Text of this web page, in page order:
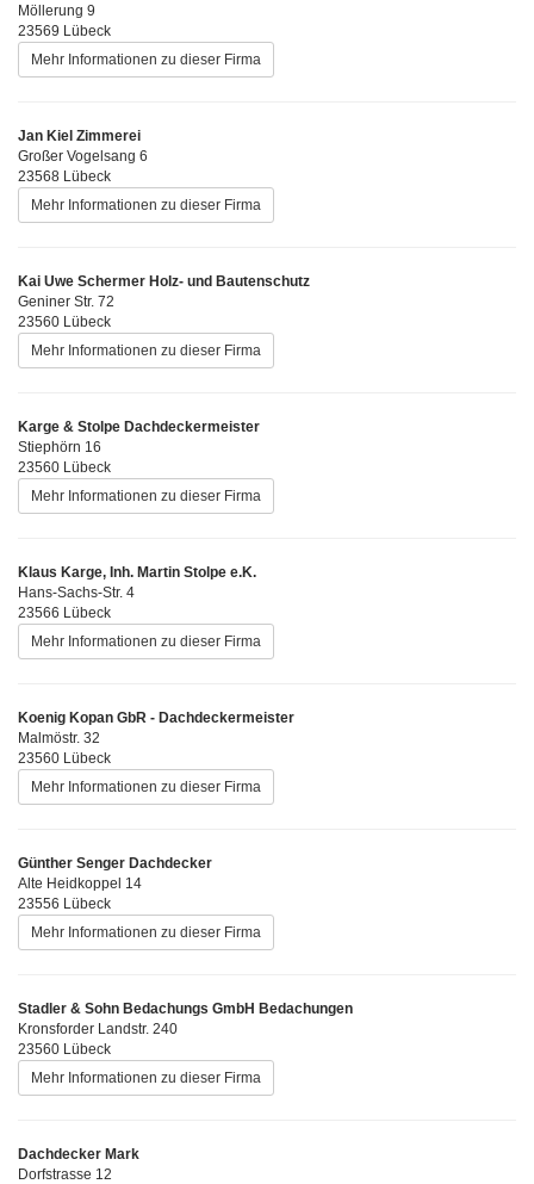
Möllerung 9
23569 Lübeck
Mehr Informationen zu dieser Firma
Jan Kiel Zimmerei
Großer Vogelsang 6
23568 Lübeck
Mehr Informationen zu dieser Firma
Kai Uwe Schermer Holz- und Bautenschutz
Geniner Str. 72
23560 Lübeck
Mehr Informationen zu dieser Firma
Karge & Stolpe Dachdeckermeister
Stiephörn 16
23560 Lübeck
Mehr Informationen zu dieser Firma
Klaus Karge, Inh. Martin Stolpe e.K.
Hans-Sachs-Str. 4
23566 Lübeck
Mehr Informationen zu dieser Firma
Koenig Kopan GbR - Dachdeckermeister
Malmöstr. 32
23560 Lübeck
Mehr Informationen zu dieser Firma
Günther Senger Dachdecker
Alte Heidkoppel 14
23556 Lübeck
Mehr Informationen zu dieser Firma
Stadler & Sohn Bedachungs GmbH Bedachungen
Kronsforder Landstr. 240
23560 Lübeck
Mehr Informationen zu dieser Firma
Dachdecker Mark
Dorfstrasse 12